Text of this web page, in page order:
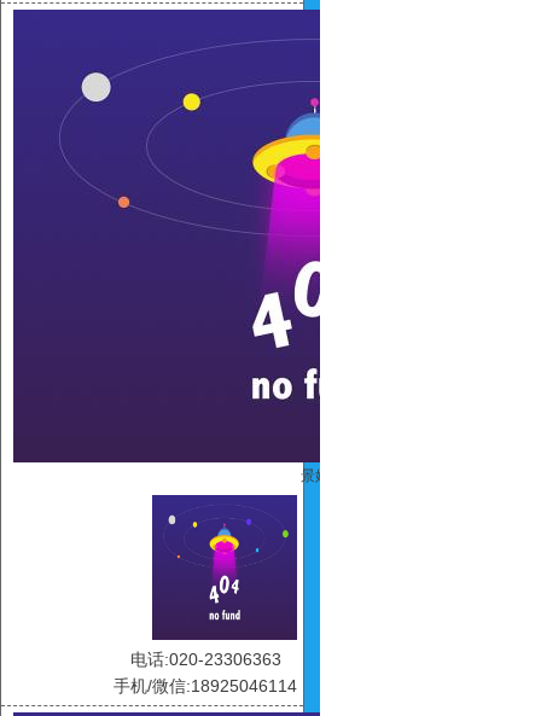
景娇
电话:020-23306363
手机/微信:18925046114